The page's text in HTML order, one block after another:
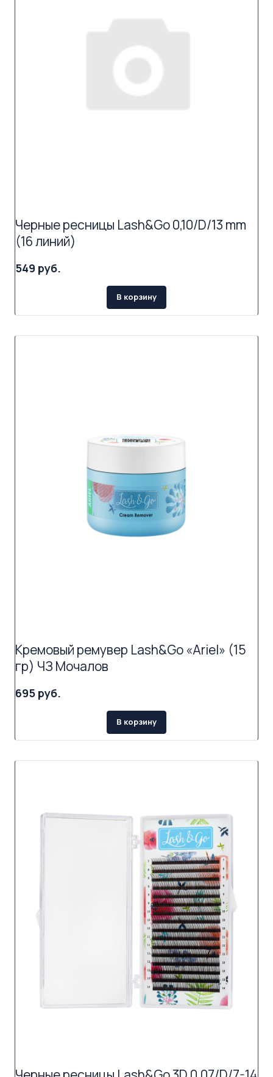
Черные ресницы Lash&Go 0,10/D/13 mm
(16 линий)
549 руб.
В корзину
Кремовый ремувер Lash&Go «Ariel» (15
гр) ЧЗ Мочалов
695 руб.
В корзину